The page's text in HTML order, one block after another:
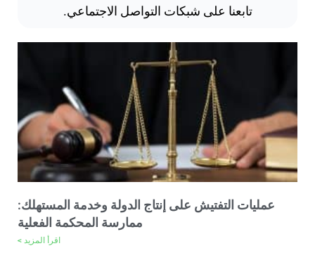
تابعنا على شبكات التواصل الاجتماعي.
عمليات التفتيش على إنتاج الدولة وخدمة المستهلك:
ممارسة المحكمة الفعلية
اقرأ المزيد >